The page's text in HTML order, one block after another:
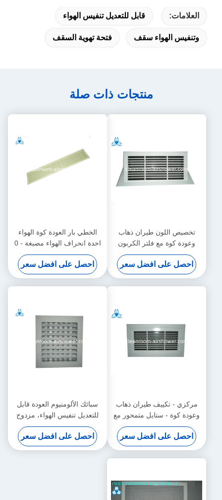
العلامات: قابل للتعديل تنفيس الهواء
وتنفيس الهواء سقف فتحة تهوية السقف
منتجات ذات صلة
تخصيص اللون طيران ذهاب
وعودة كوة مع فلتر الكربون
المنشط الهواء
احصل على افضل سعر
الخطي بار العودة كوة الهواء
احدة انحراف الهواء مصبغة - 0
° / 30 ° للصناعة الهواء النقي
احصل على افضل سعر
مركزي - تكييف طيران ذهاب
وعودة كوة - ستايل متمحور مع
تصفية
احصل على افضل سعر
سبائك الألومنيوم العودة قابل
للتعديل تنفيس الهواء، مزدوج
انحراف الهواء مصبع
احصل على افضل سعر